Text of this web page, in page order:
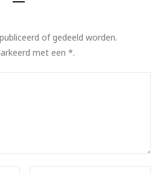
of gedeeld worden.
met een *.